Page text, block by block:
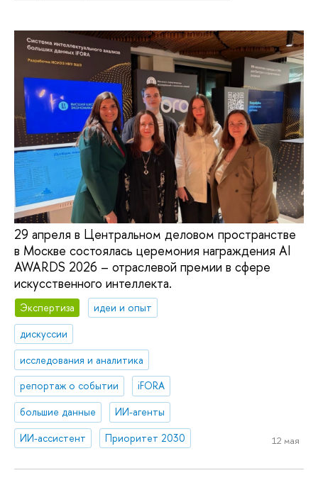
29 апреля в Центральном деловом пространстве
в Москве состоялась церемония награждения AI
AWARDS 2026 – отраслевой премии в сфере
искусственного интеллекта.
Экспертиза
идеи и опыт
дискуссии
исследования и аналитика
репортаж о событии
iFORA
большие данные
ИИ-агенты
ИИ-ассистент
Приоритет 2030 12 мая